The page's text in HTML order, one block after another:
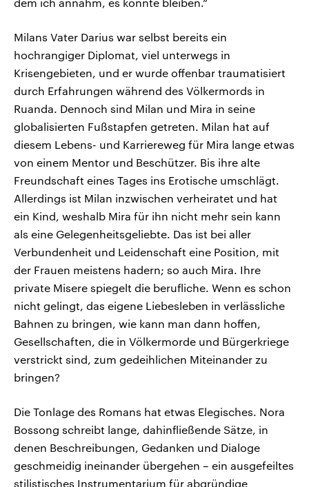
dem ich annahm, es könnte bleiben.“
Milans Vater Darius war selbst bereits ein
hochrangiger Diplomat, viel unterwegs in
Krisengebieten, und er wurde offenbar traumatisiert
durch Erfahrungen während des Völkermords in
Ruanda. Dennoch sind Milan und Mira in seine
globalisierten Fußstapfen getreten. Milan hat auf
diesem Lebens- und Karriereweg für Mira lange etwas
von einem Mentor und Beschützer. Bis ihre alte
Freundschaft eines Tages ins Erotische umschlägt.
Allerdings ist Milan inzwischen verheiratet und hat
ein Kind, weshalb Mira für ihn nicht mehr sein kann
als eine Gelegenheitsgeliebte. Das ist bei aller
Verbundenheit und Leidenschaft eine Position, mit
der Frauen meistens hadern; so auch Mira. Ihre
private Misere spiegelt die berufliche. Wenn es schon
nicht gelingt, das eigene Liebesleben in verlässliche
Bahnen zu bringen, wie kann man dann hoffen,
Gesellschaften, die in Völkermorde und Bürgerkriege
verstrickt sind, zum gedeihlichen Miteinander zu
bringen?
Die Tonlage des Romans hat etwas Elegisches. Nora
Bossong schreibt lange, dahinfließende Sätze, in
denen Beschreibungen, Gedanken und Dialoge
geschmeidig ineinander übergehen – ein ausgefeiltes
stilistisches Instrumentarium für abgründige